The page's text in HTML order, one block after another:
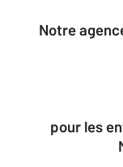
Notre
pour les